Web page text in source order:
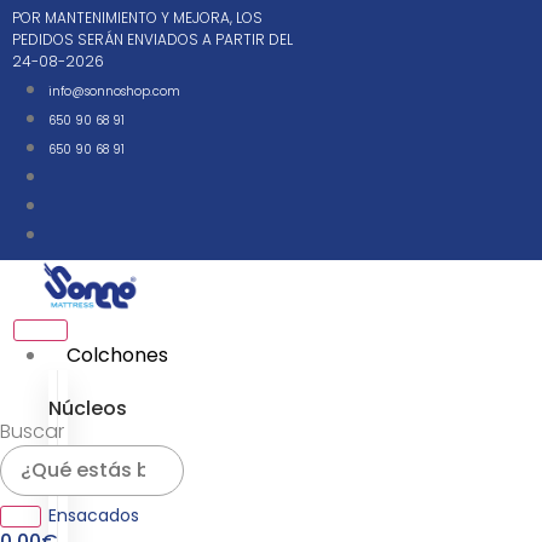
al
contenido
POR MANTENIMIENTO Y MEJORA, LOS
PEDIDOS SERÁN ENVIADOS A PARTIR DEL
24-08-2026
info@sonnoshop.com
650 90 68 91
650 90 68 91
Colchones
Núcleos
Muelles
Ensacados
Buscar